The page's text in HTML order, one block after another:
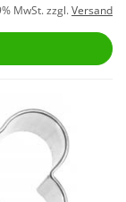
MwSt. zzgl.Versand